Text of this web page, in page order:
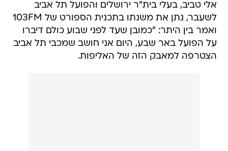
אלי טביב, בעלי בית"ר ירושלים והפועל תל אביב
לשעבר, נתן את משנתו בתכנית הספורט של 103FM
ואמר בין היתר: "כמובן שעד לפני שבוע כולם דיברו
על הפועל באר שבע, היום אני חושב שמכבי תל אביב
הצטרפה למאבק הזה של האליפות.